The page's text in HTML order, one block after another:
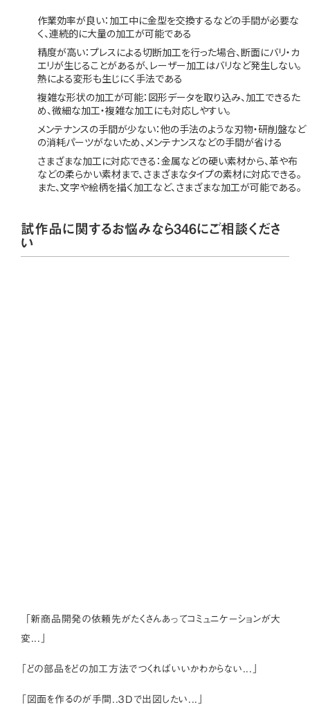
作業効率が良い：加工中に金型を交換するなどの手間が必要な
く、連続的に大量の加工が可能である
精度が高い：プレスによる切断加工を行った場合、断面にバリ・カ
エリが生じることがあるが、レーザー加工はバリなど発生しない。
熱による変形も生じにく手法である
複雑な形状の加工が可能：図形データを取り込み、加工できるた
め、微細な加工・複雑な加工にも対応しやすい。
メンテナンスの手間が少ない：他の手法のような刃物・研削盤など
の消耗パーツがないため、メンテナンスなどの手間が省ける
さまざまな加工に対応できる：金属などの硬い素材から、革や布
などの柔らかい素材まで、さまざまなタイプの素材に対応できる。
また、文字や絵柄を描く加工など、さまざまな加工が可能である。
試作品に関するお悩みなら346にご相談くださ
い
「新商品開発の依頼先がたくさんあってコミュニケーションが大
変...」
「どの部品をどの加工方法でつくればいいかわからない...」
「図面を作るのが手間..３Dで出図したい...」